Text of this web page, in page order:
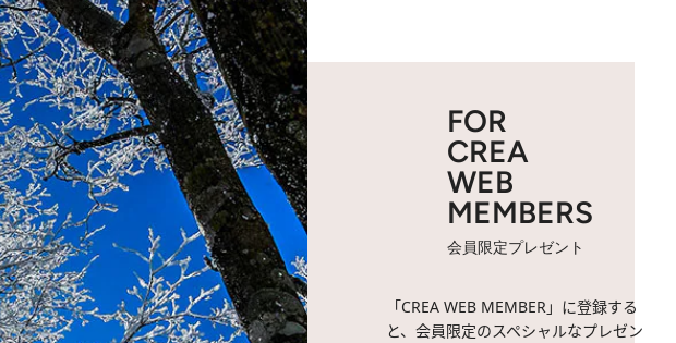
FOR
CREA
WEB
MEMBERS
会員限定プレゼント
「CREA WEB MEMBER」に登録する
と、会員限定のスペシャルなプレゼン